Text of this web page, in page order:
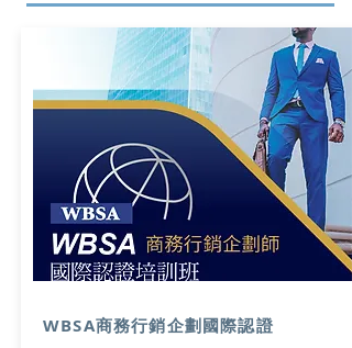
WBSA商務行銷企劃國際認證